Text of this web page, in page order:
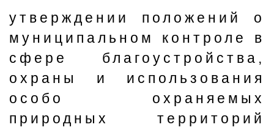
утверждении положений о
муниципальном контроле в
сфере благоустройства,
охраны и использования
особо охраняемых
природных территорий